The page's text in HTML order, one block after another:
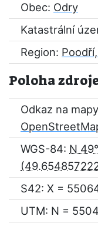
Obec: Odry
Katastrální
Region:
Poloha
Odkaz na
WGS-84: N
S42: X =
UTM: N =